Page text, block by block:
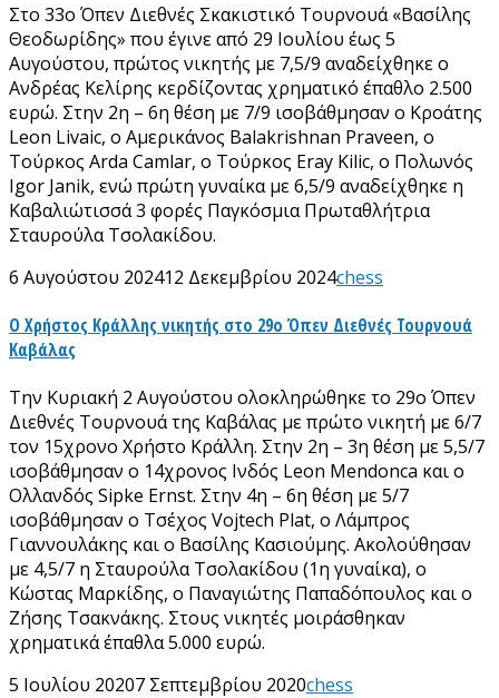
Στο 33ο Όπεν Διεθνές Σκακιστικό Τουρνουά «Βασίλης
Θεοδωρίδης» που έγινε από 29 Ιουλίου έως 5
Αυγούστου, πρώτος νικητής με 7,5/9 αναδείχθηκε ο
Ανδρέας Κελίρης κερδίζοντας χρηματικό έπαθλο 2.500
ευρώ. Στην 2η – 6η θέση με 7/9 ισοβάθμησαν ο Κροάτης
Leon Livaic, ο Αμερικάνος Balakrishnan Praveen, ο
Τούρκος Arda Camlar, ο Τούρκος Eray Kilic, ο Πολωνός
Igor Janik, ενώ πρώτη γυναίκα με 6,5/9 αναδείχθηκε η
Καβαλιώτισσά 3 φορές Παγκόσμια Πρωταθλήτρια
Σταυρούλα Τσολακίδου.
6 Αυγούστου 202412 Δεκεμβρίου 2024chess
Ο Χρήστος Κράλλης νικητής στο 29ο Όπεν Διεθνές Τουρνουά
Καβάλας
Την Κυριακή 2 Αυγούστου ολοκληρώθηκε το 29ο Όπεν
Διεθνές Τουρνουά της Καβάλας με πρώτο νικητή με 6/7
τον 15χρονο Χρήστο Κράλλη. Στην 2η – 3η θέση με 5,5/7
ισοβάθμησαν ο 14χρονος Ινδός Leon Mendonca και ο
Ολλανδός Sipke Ernst. Στην 4η – 6η θέση με 5/7
ισοβάθμησαν ο Τσέχος Vojtech Plat, ο Λάμπρος
Γιαννουλάκης και ο Βασίλης Κασιούμης. Ακολούθησαν
με 4,5/7 η Σταυρούλα Τσολακίδου (1η γυναίκα), ο
Κώστας Μαρκίδης, ο Παναγιώτης Παπαδόπουλος και ο
Ζήσης Τσακνάκης. Στους νικητές μοιράσθηκαν
χρηματικά έπαθλα 5.000 ευρώ.
5 Ιουλίου 20207 Σεπτεμβρίου 2020chess